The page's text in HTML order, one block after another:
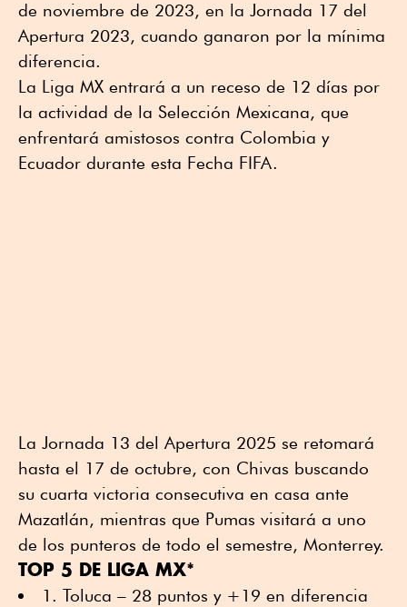
de noviembre de 2023, en la Jornada 17 del
Apertura 2023, cuando ganaron por la mínima
diferencia.
La Liga MX entrará a un receso de 12 días por
la actividad de la Selección Mexicana, que
enfrentará amistosos contra Colombia y
Ecuador durante esta Fecha FIFA.
La Jornada 13 del Apertura 2025 se retomará
hasta el 17 de octubre, con Chivas buscando
su cuarta victoria consecutiva en casa ante
Mazatlán, mientras que Pumas visitará a uno
de los punteros de todo el semestre, Monterrey.
TOP 5 DE LIGA MX*
1. Toluca – 28 puntos y +19 en diferencia